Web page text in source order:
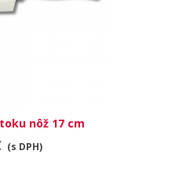
NÁHĽADnôž 17 cm
(s DPH)